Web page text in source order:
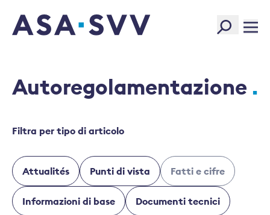
SVV Logo
Autoregolamentazione
Filtra per tipo di articolo
Attualités Punti di vista Fatti e cifre
Informazioni di base Documenti tecnici